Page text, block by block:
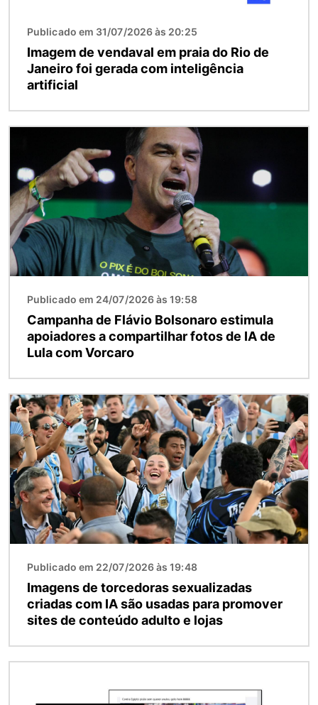
Publicado em 31/07/2026 às 20:25
Imagem de vendaval em praia do Rio de
Janeiro foi gerada com inteligência
artificial
Publicado em 24/07/2026 às 19:58
Campanha de Flávio Bolsonaro estimula
apoiadores a compartilhar fotos de IA de
Lula com Vorcaro
Imagem
Publicado em 22/07/2026 às 19:48
Imagens de torcedoras sexualizadas
criadas com IA são usadas para promover
sites de conteúdo adulto e lojas